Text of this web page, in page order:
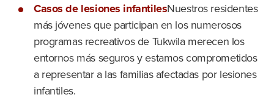
Casos de lesiones infantilesNuestros residentes
más jóvenes que participan en los numerosos
programas recreativos de Tukwila merecen los
entornos más seguros y estamos comprometidos
a representar a las familias afectadas por lesiones
infantiles.